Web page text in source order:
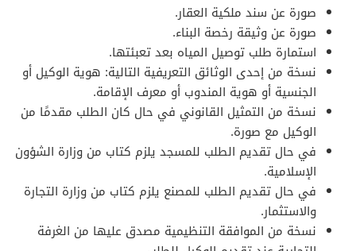
صورة عن سند ملكية العقار.
صورة عن وثيقة رخصة البناء.
استمارة طلب توصيل المياه بعد تعبئتها.
نسخة من إحدى الوثائق التعريفية التالية: هوية الوكيل أو
الجنسية أو هوية المندوب أو معرف الإقامة.
نسخة من التمثيل القانوني في حال كان الطلب مقدمًا من
الوكيل مع صورة.
في حال تقديم الطلب للمسجد يلزم كتاب من وزارة الشؤون
الإسلامية.
في حال تقديم الطلب للمصنع يلزم كتاب من وزارة التجارة
والاستثمار.
نسخة من الموافقة التنظيمية مصدق عليها من الغرفة